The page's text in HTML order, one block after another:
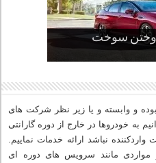
سوخت
یا خودروهای
خودرو می شود؟
های اخیر صنعت
خودرو قسمت
و وابسته و یا زیر نظر شرکت های
به خودروها در خارج از دوره گارانتی
نباشد ارائه خدمات نماییم.
مانند سرویس های دوره ای